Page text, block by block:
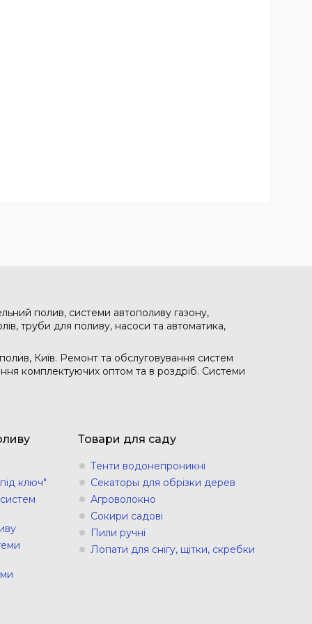
полив, системи автополиву газону,
труби для поливу, насоси та автоматика,
Київ. Ремонт та обслуговування систем
комплектуючих оптом та в роздріб. Системи
ключ"
Товари для саду
Тенти водонепроникні
Секаторы для обрізки дерев
Агроволокно
Сокири садові
Пили ручні
Лопати для снігу, щітки, скребки